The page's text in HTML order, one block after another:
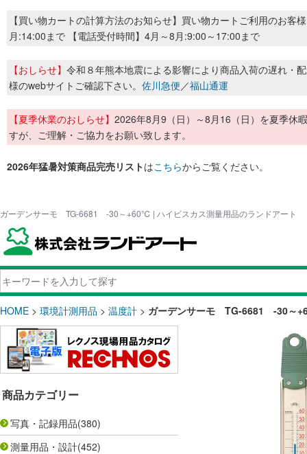
【買い物カートの計算方法のお知らせ】買い物カートご利用のお客
月:14:00まで 【電話受付時間】4月～8月:9:00～17:00まで
【おしらせ】 令和８年熊本地震による影響により商品入荷の遅れ・
様のwebサイトご確認下さい。 佐川急便／福山通運
【夏季休業のおしらせ】 2026年8月9（日）～8月16（日）を夏季休
すが、ご理解・ご協力をお願い致します。
2026年猛暑対策商品完売リストはこちらからご覧ください。
ガーデンサーモ TG-6681 -30～+60℃ | ハイビスカス測量用品のランドアート
HOME > 環境計測用品 > 温度計 > ガーデンサーモ TG-6681 -30～
商品カテゴリー
写真・記録用品(380)
測量用品・設計(452)